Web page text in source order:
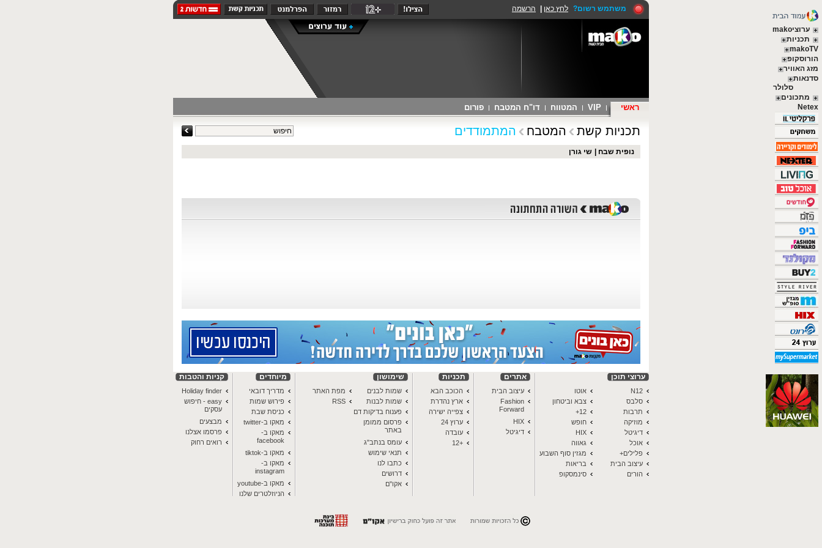
משתמש רשום? לחץ כאן הרשמה
ראשי VIP המטווח דו"ח המטבח פורום
המתמודדים המטבח תכניות קשת
נופית שבח שי גורן
ערוצי תוכן
N12
סלבס
תרבות
מוזיקה
דיגיטל
אוכל
פלילים+
עיצוב הבית
הורים
אוטו
צבא וביטחון
12+
חופש
HIX
גאווה
מגזין סוף השבוע
בריאות
סינמסקופ
אתרים
עיצוב הבית
Fashion
Forward
HIX
דיגיטל
תכניות
הכוכב הבא
ארץ נהדרת
צפייה ישירה
ערוץ 24
עובדה
+12
שימושון
שמות לבנים
שמות לבנות
פענוח בדיקות דם
פרסום ממומן
באתר
עומס בנתב"ג
תנאי שימוש
כתבו לנו
דרושים
אקו"ם
מפת האתר
RSS
מיוחדים
מדריך דובאי
פירוש שמות
כניסת שבת
מאקו ב-twitter
מאקו ב-
facebook
מאקו ב-tiktok
מאקו ב-
instagram
מאקו ב-youtube
הניוזלטרים שלנו
קניות והטבות
Holiday finder
easy - חיפוש
עסקים
מבצעים
פרסמו אצלנו
רואים רחוק
ערוציmako
תכניות
makoTV
הורוסקופ
מזג האוויר
סדנאות
סלולר
מתכונים
Netex